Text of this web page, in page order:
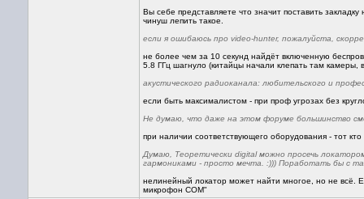
Вы себе представляете что значит поставить
чинуш лепить такое.
если я ошибаюсь про video-hunter, пожалуйста,
не более чем за 10 секунд найдёт включенную
5.8 ГГц шагнуло (китайцы начали клепать там
акустического радиоканала: любительского и
если быть максималистом - при проф угрозах без
Не думаю, что даже на этом форуме большинство
при наличии соответствующего оборудования - тот
Думаю, Теоретически digital можно просечь
гармониками - просто мечта. :))) Поработать бы с
нелинейный локатор может найти многое, но не всё.
микрофон СОМ"